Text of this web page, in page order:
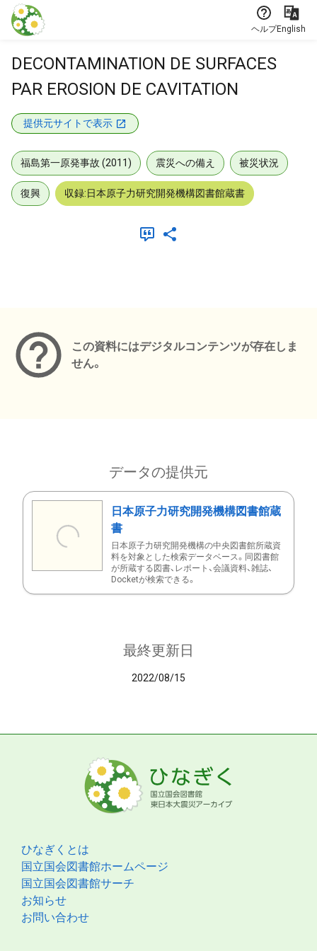
本文に飛ぶ
ヘルプEnglish
DECONTAMINATION DE SURFACES
PAR EROSION DE CAVITATION
提供元サイトで表示
福島第一原発事故 (2011) 震災への備え 被災状況
復興 収録:日本原子力研究開発機構図書館蔵書
この資料にはデジタルコンテンツが存在しま
せん。
データの提供元
日本原子力研究開発機構図書館蔵
書
日本原子力研究開発機構の中央図書館所蔵資
料を対象とした検索データベース。同図書館
が所蔵する図書、レポート、会議資料、雑誌、
Docketが検索できる。
最終更新日
2022/08/15
ひなぎくとは
国立国会図書館ホームページ
国立国会図書館サーチ
お知らせ
お問い合わせ